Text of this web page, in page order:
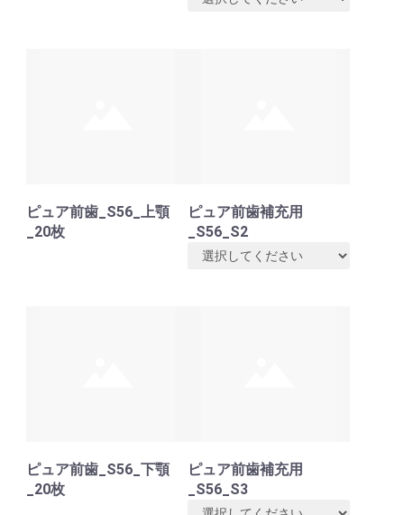
ピュア前歯_S56_上顎
_20枚
ピュア前歯補充用
_S56_S2
ピュア前歯_S56_下顎
_20枚
ピュア前歯補充用
_S56_S3